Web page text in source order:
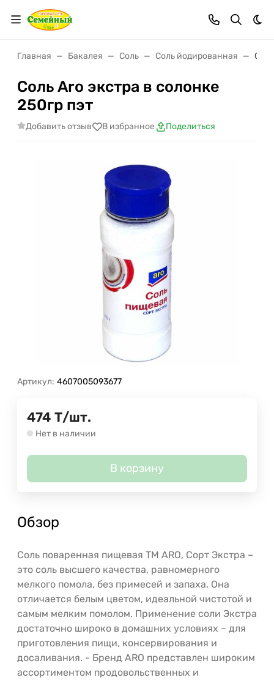
Главная Бакалея Соль Соль йодированная
Соль Aro экстра в солонке
250гр пэт
Добавить отзыв В избранное Поделиться
Артикул: 4607005093677
474 Т/шт.
Нет в наличии
В корзину
Обзор
Соль поваренная пищевая ТМ ARO, Сорт Экстра –
это соль высшего качества, равномерного
мелкого помола, без примесей и запаха. Она
отличается белым цветом, идеальной чистотой и
самым мелким помолом. Применение соли Экстра
достаточно широко в домашних условиях – для
приготовления пищи, консервирования и
досаливания. - Бренд ARO представлен широким
ассортиментом продовольственных и